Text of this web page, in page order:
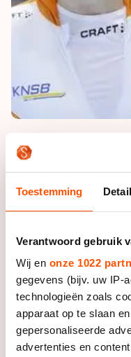
Toestemming
Verantwoord gebruik
Wij en onze 1022
gegevens (bijv. uw IP-
technologieën zoals
apparaat op te slaan
gepersonaliseerde
advertenties en
Lotte van Beek:
meter
Het podium van de
eindigde Thomas Krol
Romeijn reed de
kwam ook in de
1.13.51 vijfde. Bij de
1000 meter met
Golikova (1.21.20) en
(1.21.31). Letitia de